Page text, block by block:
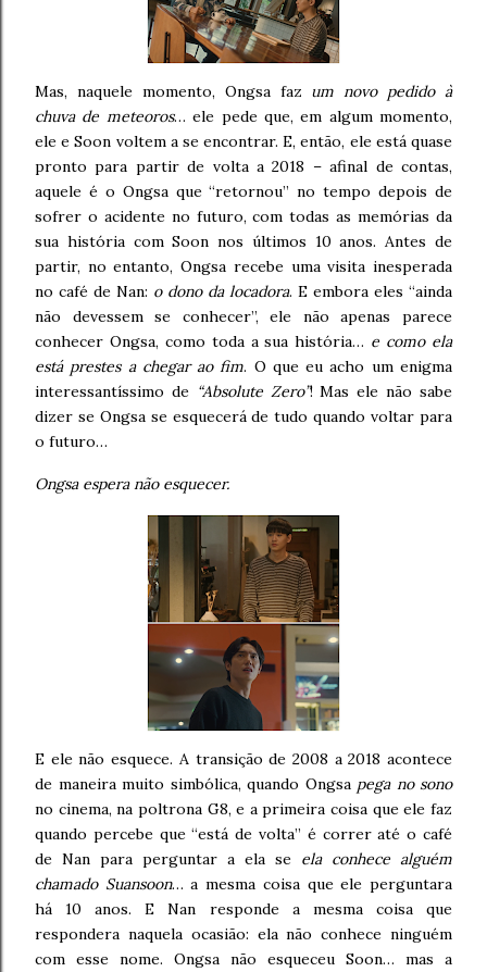
Mas, naquele momento, Ongsa faz um novo pedido à
chuva de meteoros… ele pede que, em algum momento,
ele e Soon voltem a se encontrar. E, então, ele está quase
pronto para partir de volta a 2018 – afinal de contas,
aquele é o Ongsa que “retornou” no tempo depois de
sofrer o acidente no futuro, com todas as memórias da
sua história com Soon nos últimos 10 anos. Antes de
partir, no entanto, Ongsa recebe uma visita inesperada
no café de Nan: o dono da locadora. E embora eles “ainda
não devessem se conhecer”, ele não apenas parece
conhecer Ongsa, como toda a sua história… e como ela
está prestes a chegar ao fim. O que eu acho um enigma
interessantíssimo de “Absolute Zero”! Mas ele não sabe
dizer se Ongsa se esquecerá de tudo quando voltar para
o futuro…
Ongsa espera não esquecer.
E ele não esquece. A transição de 2008 a 2018 acontece
de maneira muito simbólica, quando Ongsa pega no sono
no cinema, na poltrona G8, e a primeira coisa que ele faz
quando percebe que “está de volta” é correr até o café
de Nan para perguntar a ela se ela conhece alguém
chamado Suansoon… a mesma coisa que ele perguntara
há 10 anos. E Nan responde a mesma coisa que
respondera naquela ocasião: ela não conhece ninguém
com esse nome. Ongsa não esqueceu Soon… mas a